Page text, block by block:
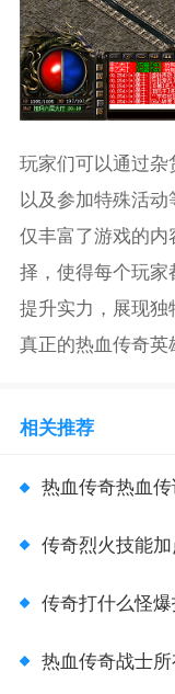
玩家们可以通过杂
以及参加特殊活
仅丰富了游戏的
择，使得每个玩
提升实力，展现独
真正的热血传奇英
相关推荐
热血传奇热血
传奇烈火技能
传奇打什么怪
热血传奇战士